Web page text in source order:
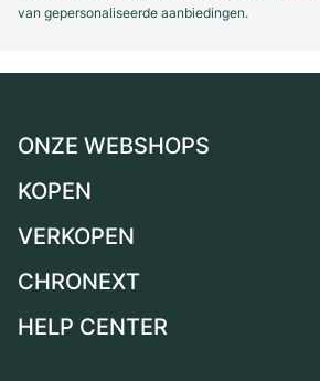
van gepersonaliseerde aanbiedingen.
ONZE WEBSHOPS
Duitsland
Zwitserland
Frankrijk
KOPEN
Alle luxe horloges
Independent Brands
VERKOPEN
Horloge verkopen
CHRONEXT
Over ons
HELP CENTER